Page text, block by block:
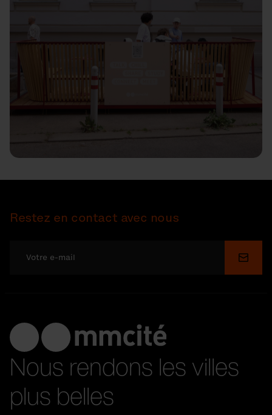
Restez en contact avec nous
Nous rendons les villes
plus belles